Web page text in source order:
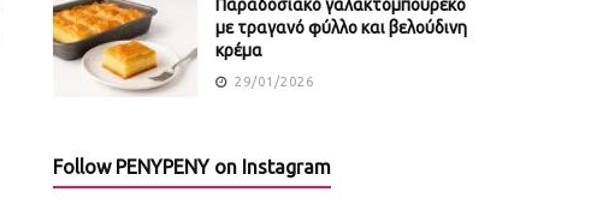
Παραδοσιακό γαλακτομπούρεκο
με τραγανό φύλλο και βελούδινη
κρέμα
29/01/2026
Follow PENYPENY on Instagram